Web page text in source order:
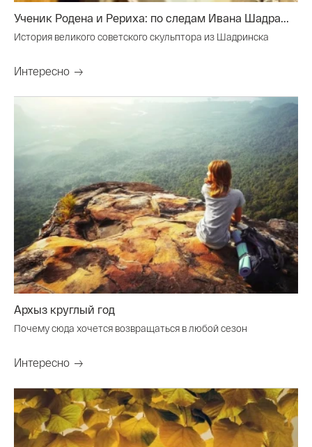
Ученик Родена и Рериха: по следам Ивана Шадра...
История великого советского скульптора из Шадринска
Интересно
Архыз круглый год
Почему сюда хочется возвращаться в любой сезон
Интересно